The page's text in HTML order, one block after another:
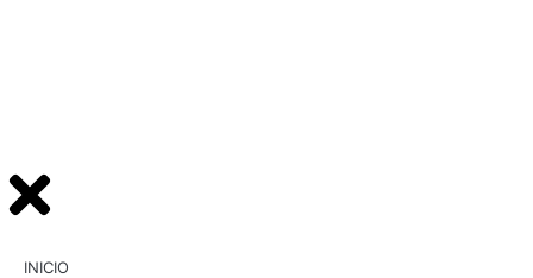
INICIO